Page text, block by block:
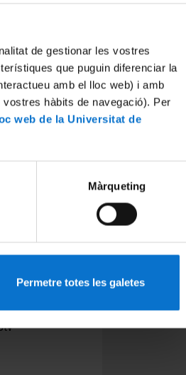
de gestionar les vostres
que puguin diferenciar la
amb el lloc web) i amb
hàbits de navegació). Per
web de la Universitat de
Màrqueting
Permetre totes les galetes